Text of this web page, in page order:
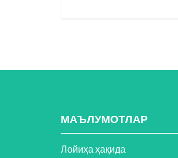
МАЪЛУМОТЛАР
Лойиҳа ҳақида